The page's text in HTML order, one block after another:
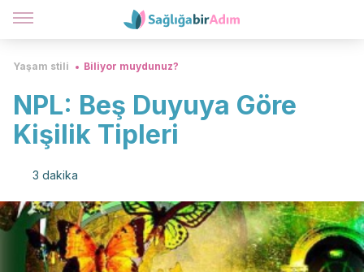
Yaşam stili Biliyor muydunuz?
NPL: Beş Duyuya Göre
Kişilik Tipleri
3 dakika